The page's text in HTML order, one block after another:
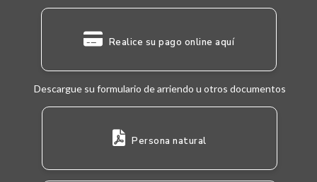
Realice su pago online aquí
Descargue su formulario de arriendo u otros documentos
Persona natural